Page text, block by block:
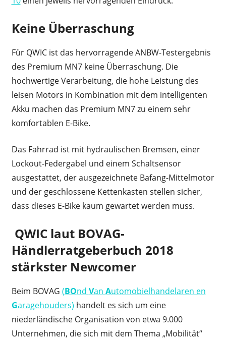
Keine Überraschung
Für QWIC ist das hervorragende ANBW-Testergebnis
des Premium MN7 keine Überraschung. Die
hochwertige Verarbeitung, die hohe Leistung des
leisen Motors in Kombination mit dem intelligenten
Akku machen das Premium MN7 zu einem sehr
komfortablen E-Bike.
Das Fahrrad ist mit hydraulischen Bremsen, einer
Lockout-Federgabel und einem Schaltsensor
ausgestattet, der ausgezeichnete Bafang-Mittelmotor
und der geschlossene Kettenkasten stellen sicher,
dass dieses E-Bike kaum gewartet werden muss.
QWIC laut BOVAG-
Händlerratgeberbuch 2018
stärkster Newcomer
Beim BOVAG (BOnd Van Automobielhandelaren en
Garagehouders) handelt es sich um eine
niederländische Organisation von etwa 9.000
Unternehmen, die sich mit dem Thema „Mobilität“